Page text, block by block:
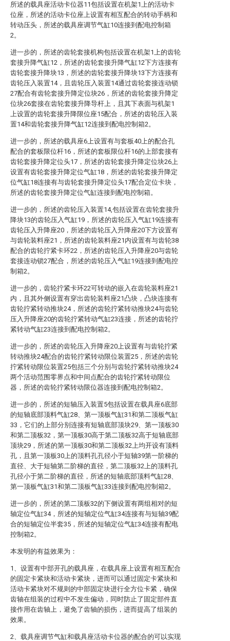
所述的载具座活动卡位器11包括设置在机架1上的活动卡
位座，所述的活动卡位座上设置有相互配合的转动手柄和
转动压头，所述的载具座调节气缸10连接到配电控制箱
2。
进一步的，所述的齿轮套接机构包括设置在机架1上的齿轮
套接升降气缸12，所述的齿轮套接升降气缸12下方连接有
齿轮套接升降块13，所述的齿轮套接升降块13下方连接有
齿轮压入装置14，且齿轮压入装置14通过齿轮套接连动锁
27配合有齿轮套接升降定位块26，所述的齿轮套接升降定
位块26套接在齿轮套接升降导杆上，且其下表面与机架1
上设置的齿轮套接升降限位座15配合，所述的齿轮压入装
置14和齿轮套接升降气缸12连接到配电控制箱2。
进一步的，所述的载具座6上设置有与套板40上的配合孔
配合的套板限位杆16，所述的套板限位杆16的上部套接有
齿轮套接升降定位头17，所述的齿轮套接升降定位块26上
设置有齿轮套接升降定位气缸18，所述的齿轮套接升降定
位气缸18连接有与齿轮套接升降定位头17配合定位卡块，
所述的齿轮套接升降定位气缸连接到配电控制箱。
进一步的，所述的齿轮压入装置14,包括设置在齿轮套接升
降块13的齿轮压入气缸19，所述的齿轮压入气缸19连接有
齿轮压入升降座20，所述的齿轮压入升降座20下方设置有
与齿轮装料座21，所述的齿轮装料座21内设置有与齿轮38
配合的齿轮拧紧卡环22，所述的齿轮压入升降座20与齿轮
套接连动锁27配合，所述的齿轮压入气缸19连接到配电控
制箱2。
进一步的，齿轮拧紧卡环22可转动的嵌入在齿轮装料座21
内，且其外侧设置有穿出齿轮装料座21凸块，凸块连接有
齿轮拧紧转动推块24，所述的齿轮拧紧转动推块24与齿轮
压入升降座20的齿轮拧紧转动气缸23连接，所述的齿轮拧
紧转动气缸23连接到配电控制箱2。
进一步的，所述的齿轮压入升降座20上设置有与齿轮拧紧
转动推块24配合的齿轮拧紧转动限位装置25，所述的齿轮
拧紧转动限位装置25包括三个分别与齿轮拧紧转动推块24
两个活动范围零界点和中间点配合的齿轮拧紧转动限位
器，所述的齿轮拧紧转动限位器连接到配电控制箱2。
进一步的，所述的短轴压入装置5包括设置在载具座6底部
的短轴底部顶料气缸28、第一顶板气缸31和第二顶板气缸
33，它们的上部分别连接有短轴底部顶块29、第一顶板30
和第二顶板32，第一顶板30高于第二顶板32高于短轴底部
顶块29，所述的第一顶板30和第二顶板32上均开设有顶料
孔，且第一顶板30上的顶料孔孔径小于短轴39第一阶梯的
直径、大于短轴第二阶梯的直径，第二顶板32上的顶料孔
孔径小于第二阶梯的直径，所述的短轴底部顶料气缸28、
第一顶板气缸31和第二顶板气缸33连接到配电控制箱2。
进一步的，所述的第二顶板32的下侧设置有两组相对的短
轴定位气缸34，所述的短轴定位气缸34连接有与短轴39配
合的短轴定位半套35，所述的短轴定位气缸34连接有配电
控制箱2。
本发明的有益效果为：
1、设置有中部开孔的载具座，在载具座上设置有相互配合
的固定卡紧块和活动卡紧块，进而可以通过固定卡紧块和
活动卡紧块对不规则的中部固定块进行全方位卡紧，确保
齿轴在组装的过程中不发生偏动，同时防止了固定部件直
接作用在齿轴上，避免了齿轴的损伤，进而提高了组装的
效果。
2、载具座调节气缸和载具座活动卡位器的配合的可以实现